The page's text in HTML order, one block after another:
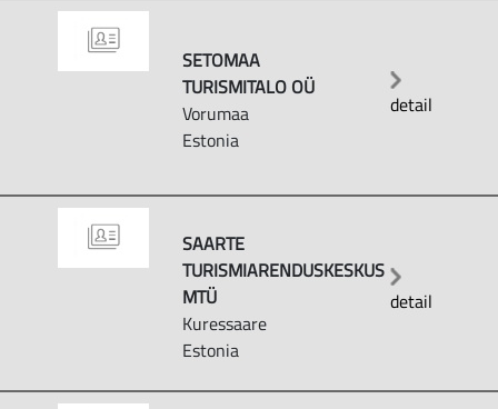
SETOMAA
TURISMITALO OÜ
Vorumaa
Estonia
detail
SAARTE
TURISMIARENDUSKESKUS
MTÜ
Kuressaare
Estonia
detail